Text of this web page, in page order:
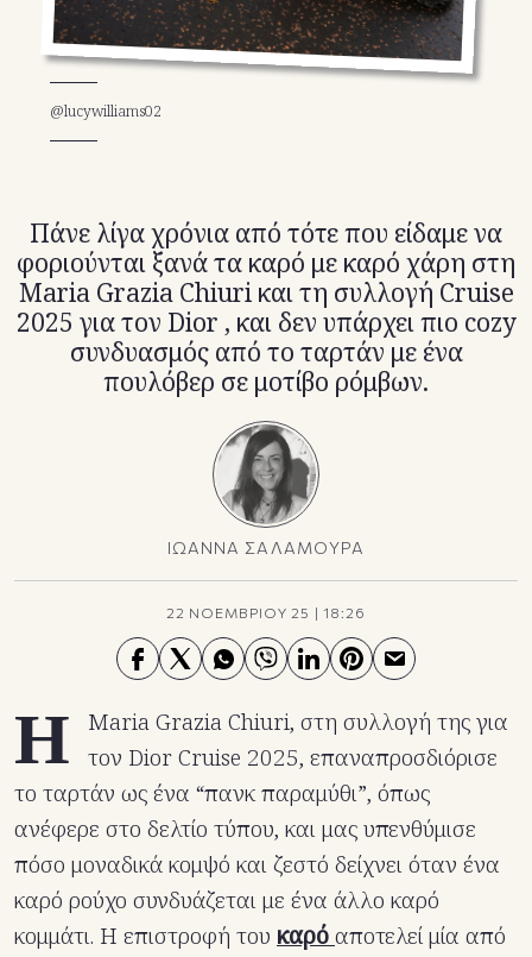
@lucywilliams02
Πάνε λίγα χρόνια από τότε που είδαμε να
φοριούνται ξανά τα καρό με καρό χάρη στη
Maria Grazia Chiuri και τη συλλογή Cruise
2025 για τον Dior , και δεν υπάρχει πιο cozy
συνδυασμός από το ταρτάν με ένα
πουλόβερ σε μοτίβο ρόμβων.
ΙΩΑΝΝΑ ΣΑΛΑΜΟΥΡΑ
22 ΝΟΕΜΒΡΙΟΥ 25 | 18:26
Η
Maria Grazia Chiuri, στη συλλογή της για
τον Dior Cruise 2025, επαναπροσδιόρισε
το ταρτάν ως ένα “πανκ παραμύθι”, όπως
ανέφερε στο δελτίο τύπου, και μας υπενθύμισε
πόσο μοναδικά κομψό και ζεστό δείχνει όταν ένα
καρό ρούχο συνδυάζεται με ένα άλλο καρό
κομμάτι. Η επιστροφή του καρόαποτελεί μία από